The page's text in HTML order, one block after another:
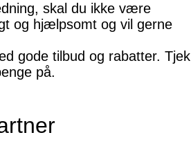
skal du ikke være
og hjælpsomt og vil gerne
gode tilbud og rabatter. Tjek
på.